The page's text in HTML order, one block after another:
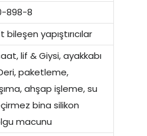
898-8
bileşen yapıştırıcılar
lif & Giysi, ayakkabı
paketleme,
ahşap işleme, su
bina silikon
macunu